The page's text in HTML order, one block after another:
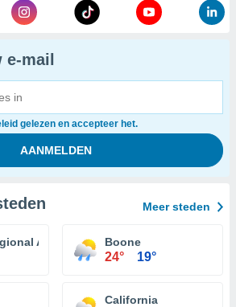
mail
gelezen en accepteer het.
Meer steden
Airport Boone
24° 19°
California